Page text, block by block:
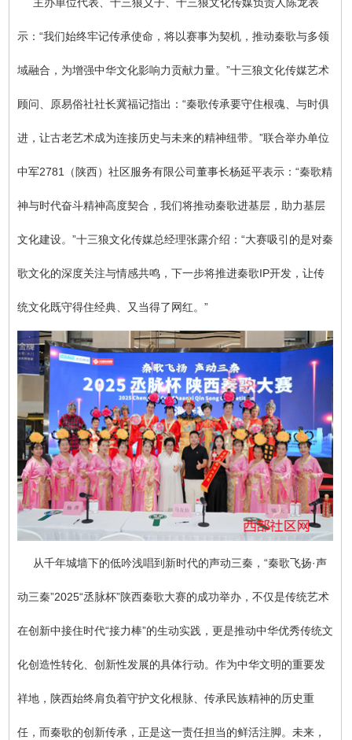
主办单位代表、十三狼义子、十三狼文化传媒负责人陈龙表
示：“我们始终牢记传承使命，将以赛事为契机，推动秦歌与多领
域融合，为增强中华文化影响力贡献力量。”十三狼文化传媒艺术
顾问、原易俗社社长冀福记指出：“秦歌传承要守住根魂、与时俱
进，让古老艺术成为连接历史与未来的精神纽带。”联合举办单位
中军2781（陕西）社区服务有限公司董事长杨延平表示：“秦歌精
神与时代奋斗精神高度契合，我们将推动秦歌进基层，助力基层
文化建设。”十三狼文化传媒总经理张露介绍：“大赛吸引的是对秦
歌文化的深度关注与情感共鸣，下一步将推进秦歌IP开发，让传
统文化既守得住经典、又当得了网红。”
从千年城墙下的低吟浅唱到新时代的声动三秦，“秦歌飞扬·声
动三秦”2025“丞脉杯”陕西秦歌大赛的成功举办，不仅是传统艺术
在创新中接住时代“接力棒”的生动实践，更是推动中华优秀传统文
化创造性转化、创新性发展的具体行动。作为中华文明的重要发
祥地，陕西始终肩负着守护文化根脉、传承民族精神的历史重
任，而秦歌的创新传承，正是这一责任担当的鲜活注脚。未来，